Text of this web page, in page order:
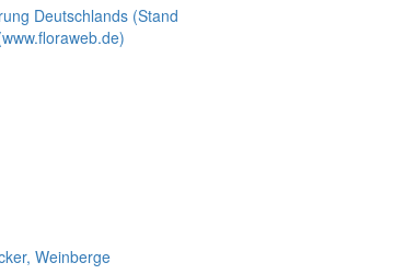
Deutschlands (Stand
Wein­berge